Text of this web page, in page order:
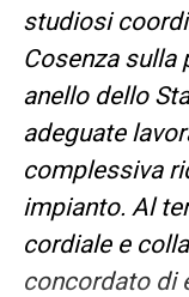
studiosi
Cosenza sulla
anello dello
adeguate
complessiva
impianto. Al
cordiale e
concordato di